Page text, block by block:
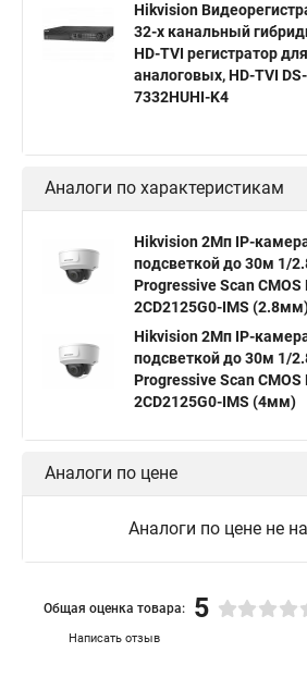
Hikvision ds 2cd1148
hikvision ds 2cd2042wd i Видеокамера
Видеокамеры
Камера
Видеокамера hikvision hiwatch
Камера Hikvision ds 2cd2442fwd
Уличная камера Hikvision ip camera
Hikvision поворотная камера
Нikvision микрофон Hikvision
Hikvision порты
Hikvision
32-х канальный
HD-TVI регистратор для
аналоговых, HD-TVI DS-
7332HUHI-K4
Аналоги по характеристикам
Hikvision 2Мп IP-
подсветкой до 30м 1/
Progressive Scan CMOS
2CD2125G0-IMS
Hikvision 2Мп IP-
подсветкой до 30м 1/
Progressive Scan CMOS
2CD2125G0-IMS (4мм)
Аналоги по цене
Аналоги по цене не
Написать отзыв
Общая оценка товара: 5